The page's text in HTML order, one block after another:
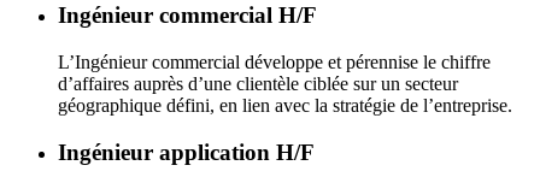
Ingénieur commercial H/F
L’Ingénieur commercial développe et pérennise le chiffre
d’affaires auprès d’une clientèle ciblée sur un secteur
géographique défini, en lien avec la stratégie de l’entreprise.
Ingénieur application H/F